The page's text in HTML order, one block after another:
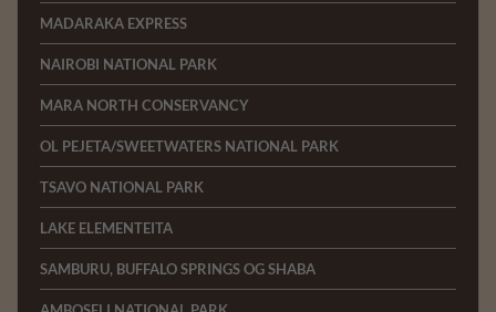
MADARAKA EXPRESS
NAIROBI NATIONAL PARK
MARA NORTH CONSERVANCY
OL PEJETA/SWEETWATERS NATIONAL PARK
TSAVO NATIONAL PARK
LAKE ELEMENTEITA
SAMBURU, BUFFALO SPRINGS OG SHABA